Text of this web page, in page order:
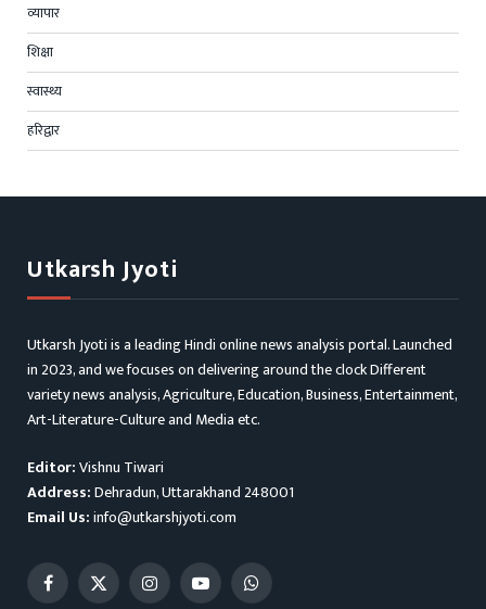
व्यापार
शिक्षा
स्वास्थ्य
हरिद्वार
Utkarsh Jyoti
Utkarsh Jyoti is a leading Hindi online news analysis portal. Launched
in 2023, and we focuses on delivering around the clock Different
variety news analysis, Agriculture, Education, Business, Entertainment,
Art-Literature-Culture and Media etc.
Editor:Vishnu Tiwari
Address:Dehradun, Uttarakhand 248001
Email Us:info@utkarshjyoti.com
Facebook
X
InstagramYouTubeWhatsApp